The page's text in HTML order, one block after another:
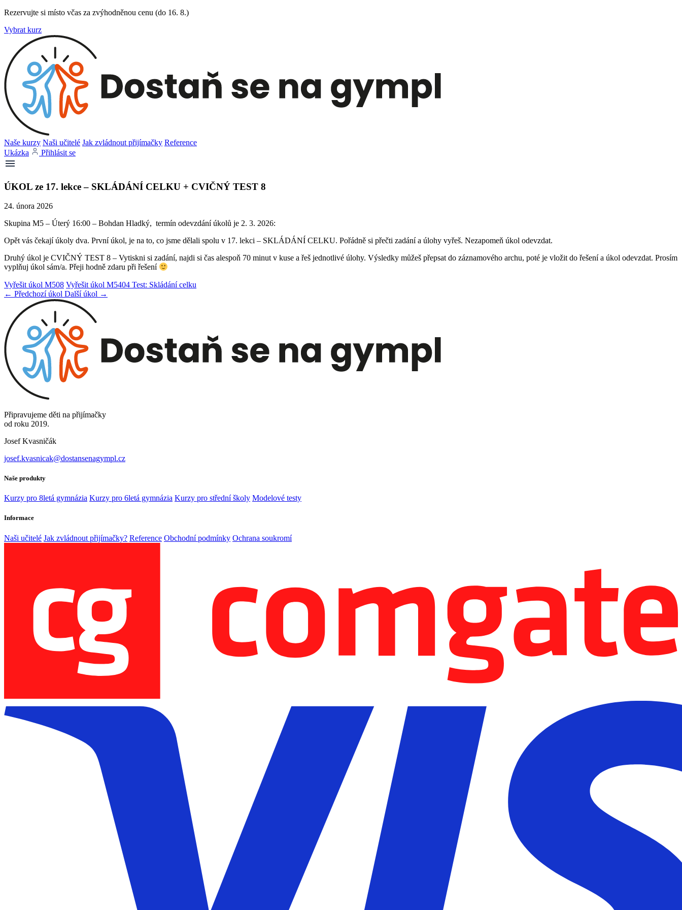
Rezervujte si místo včas za zvýhodněnou cenu (do 16. 8.)
Vybrat kurz
Naše kurzy Naši učitelé Jak zvládnout přijímačky Reference
Ukázka
Přihlásit se
ÚKOL ze 17. lekce – SKLÁDÁNÍ CELKU + CVIČNÝ TEST 8
24. února 2026
Skupina M5 – Úterý 16:00 – Bohdan Hladký, termín odevzdání úkolů je 2. 3. 2026:
Opět vás čekají úkoly dva. První úkol, je na to, co jsme dělali spolu v 17. lekci – SKLÁDÁNÍ CELKU. Pořádně si přečti zadání a úlohy vyřeš. Nezapomeň úkol odevzdat.
Druhý úkol je CVIČNÝ TEST 8 – Vytiskni si zadání, najdi si čas alespoň 70 minut v kuse a řeš jednotlivé úlohy. Výsledky můžeš přepsat do záznamového archu, poté je vložit do řešení a úkol odevzdat. Prosím
vyplňuj úkol sám/a. Přeji hodně zdaru při řešení
Vyřešit úkol M508 Vyřešit úkol M5404 Test: Skládání celku
← Předchozí úkol Další úkol →
Připravujeme děti na přijímačky
od roku 2019.
Josef Kvasničák
josef.kvasnicak@dostansenagympl.cz
Naše produkty
Kurzy pro 8letá gymnázia Kurzy pro 6letá gymnázia Kurzy pro střední školy Modelové testy
Informace
Naši učitelé Jak zvládnout přijímačky? Reference Obchodní podmínky Ochrana soukromí